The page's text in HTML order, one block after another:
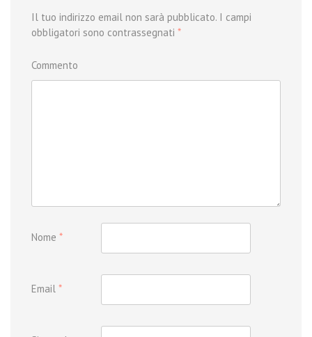
Il tuo indirizzo email non sarà pubblicato. I campi
obbligatori sono contrassegnati *
Commento
Nome *
Email *